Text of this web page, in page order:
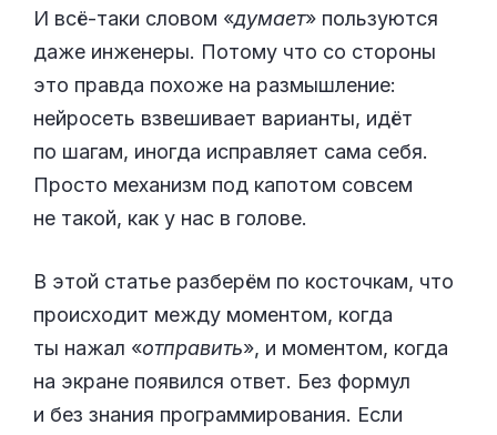
И всё-таки словом «думает» пользуются
даже инженеры. Потому что со стороны
это правда похоже на размышление:
нейросеть взвешивает варианты, идёт
по шагам, иногда исправляет сама себя.
Просто механизм под капотом совсем
не такой, как у нас в голове.
В этой статье разберём по косточкам, что
происходит между моментом, когда
ты нажал «отправить», и моментом, когда
на экране появился ответ. Без формул
и без знания программирования. Если